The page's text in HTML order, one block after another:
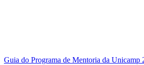
Guia do Programa de Mentoria da Unicamp